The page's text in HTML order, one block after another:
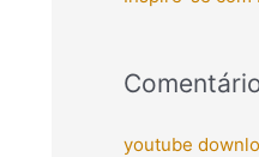
youtube